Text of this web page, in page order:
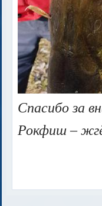
Спасибо за
Рокфиш –